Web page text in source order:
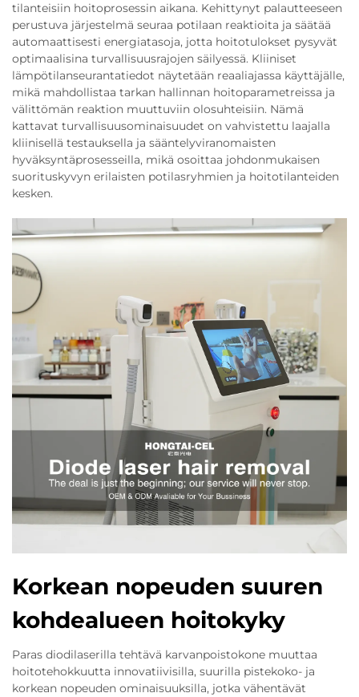
tilanteisiin hoitoprosessin aikana. Kehittynyt palautteeseen
perustuva järjestelmä seuraa potilaan reaktioita ja säätää
automaattisesti energiatasoja, jotta hoitotulokset pysyvät
optimaalisina turvallisuusrajojen säilyessä. Kliiniset
lämpötilanseurantatiedot näytetään reaaliajassa käyttäjälle,
mikä mahdollistaa tarkan hallinnan hoitoparametreissa ja
välittömän reaktion muuttuviin olosuhteisiin. Nämä
kattavat turvallisuusominaisuudet on vahvistettu laajalla
kliinisellä testauksella ja sääntelyviranomaisten
hyväksyntäprosesseilla, mikä osoittaa johdonmukaisen
suorituskyvyn erilaisten potilasryhmien ja hoitotilanteiden
kesken.
Korkean nopeuden suuren
kohdealueen hoitokyky
Paras diodilaserilla tehtävä karvanpoistokone muuttaa
hoitotehokkuutta innovatiivisilla, suurilla pistekoko- ja
korkean nopeuden ominaisuuksilla, jotka vähentävät